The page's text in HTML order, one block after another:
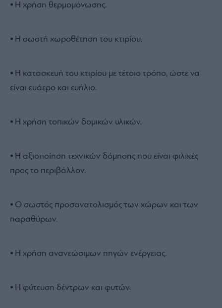
⦁ Η χρήση θερμομόνωσης.
⦁ Η σωστή χωροθέτηση του κτιρίου.
⦁ Η κατασκευή του κτιρίου με τέτοιο τρόπο, ώστε να
είναι ευάερο και ευήλιο.
⦁ Η χρήση τοπικών δομικών υλικών.
⦁ Η αξιοποίηση τεχνικών δόμησης που είναι φιλικές
προς το περιβάλλον.
⦁ Ο σωστός προσανατολισμός των χώρων και των
παραθύρων.
⦁ Η χρήση ανανεώσιμων πηγών ενέργειας.
⦁ Η φύτευση δέντρων και φυτών.